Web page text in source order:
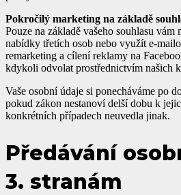
Pokročilý marketing na základě
Pouze na základě vašeho souhlasu
nabídky třetích osob nebo využít e-
remarketing a cílení reklamy na
kdykoli odvolat prostřednictvím našich
Vaše osobní údaje si ponecháváme po
pokud zákon nestanoví delší dobu k
konkrétních případech neuvedla jinak.
Předávání
3. stranám